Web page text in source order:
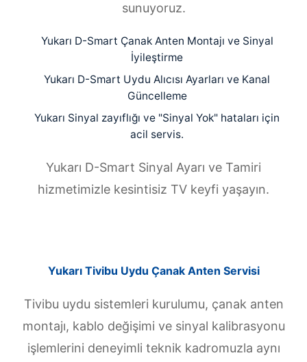
sunuyoruz.
Yukarı D-Smart Çanak Anten Montajı ve Sinyal
İyileştirme
Yukarı D-Smart Uydu Alıcısı Ayarları ve Kanal
Güncelleme
Yukarı Sinyal zayıflığı ve "Sinyal Yok" hataları için
acil servis.
Yukarı D-Smart Sinyal Ayarı ve Tamiri
hizmetimizle kesintisiz TV keyfi yaşayın.
Yukarı Tivibu Uydu Çanak Anten Servisi
Tivibu uydu sistemleri kurulumu, çanak anten
montajı, kablo değişimi ve sinyal kalibrasyonu
işlemlerini deneyimli teknik kadromuzla aynı